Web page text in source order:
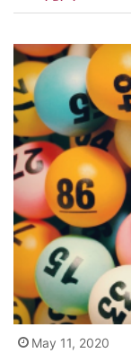
면 실패할 리 없다”
May 11, 2020